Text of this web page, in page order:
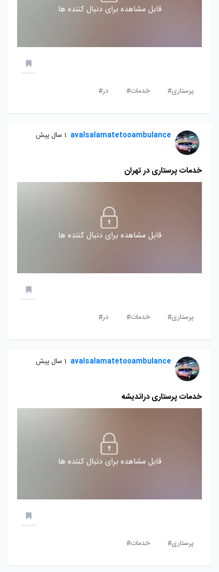
قابل مشاهده برای دنبال کننده ها
پرستاری# خدمات# در#
avalsalamatetooambulance 1 سال پیش
خدمات پرستاری در تهران
قابل مشاهده برای دنبال کننده ها
پرستاری# خدمات# در#
avalsalamatetooambulance 1 سال پیش
خدمات پرستاری دراندیشه
قابل مشاهده برای دنبال کننده ها
پرستاری# خدمات#